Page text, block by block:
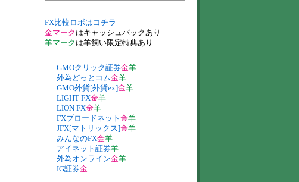
FX比較ロボはコチラ
金マーク はキャッシュバックあり
羊マーク は羊飼い限定特典あり
GMOクリック証券金羊
外為どっとコム金羊
GMO外貨[外貨ex]金羊
LIGHT FX金羊
LION FX金羊
FXブロードネット 金羊
JFX[マトリックス]金羊
みんなのFX金羊
アイネット証券羊
外為オンライン金羊
IG証券金